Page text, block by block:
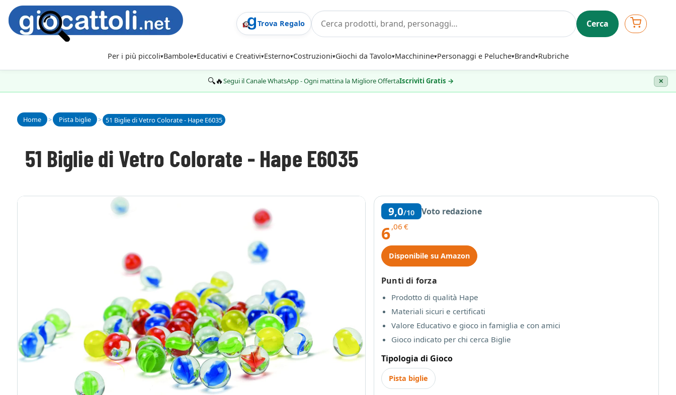
Per i più piccoli Bambole Educativi e Creativi Esterno Costruzioni Giochi da Tavolo Macchinine Personaggi e Peluche Brand Rubriche
Trova Regalo Cerca
🔍🔥Segui il Canale WhatsApp - Ogni mattina la Migliore OffertaIscriviti Gratis → ✕
Home > Pista biglie > 51 Biglie di Vetro Colorate - Hape E6035
51 Biglie di Vetro Colorate - Hape E6035
9,0/10 Voto redazione
6,06 €
Disponibile su Amazon
Punti di forza
Prodotto di qualità Hape
Materiali sicuri e certificati
Valore Educativo e gioco in famiglia e con amici
Gioco indicato per chi cerca Biglie
Tipologia di Gioco
Pista biglie